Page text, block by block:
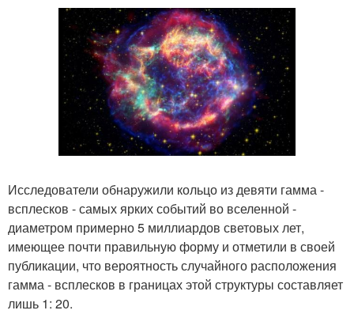
Исследователи обнаружили кольцо из девяти гамма -
всплесков - самых ярких событий во вселенной -
диаметром примерно 5 миллиардов световых лет,
имеющее почти правильную форму и отметили в своей
публикации, что вероятность случайного расположения
гамма - всплесков в границах этой структуры составляет
лишь 1: 20.